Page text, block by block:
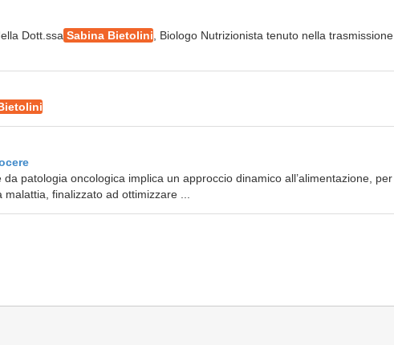
Dott.ssa Sabina Bietolini , Biologo Nutrizionista tenuto nella trasmissione
patologia oncologica implica un approccio dinamico all’alimentazione, per
finalizzato ad ottimizzare ...